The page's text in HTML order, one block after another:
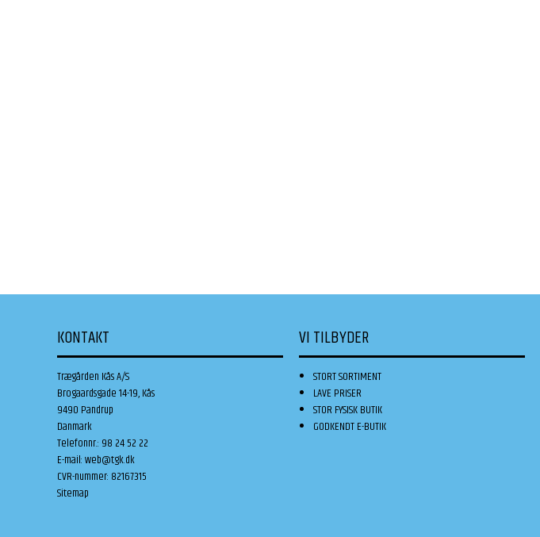
KONTAKT
Trægården Kås A/S
Brogaardsgade 14-19, Kås
9490 Pandrup
Danmark
Telefonnr.: 98 24 52 22
E-mail:web@tgk.dk
CVR-nummer: 82167315
Sitemap
VI TILBYDER
STORT SORTIMENT
LAVE PRISER
STOR FYSISK BUTIK
GODKENDT E-BUTIK